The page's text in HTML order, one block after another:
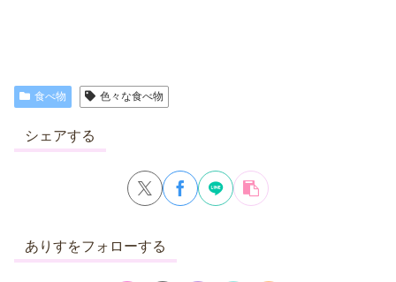
食べ物 色々な食べ物
シェアする
ありすをフォローする